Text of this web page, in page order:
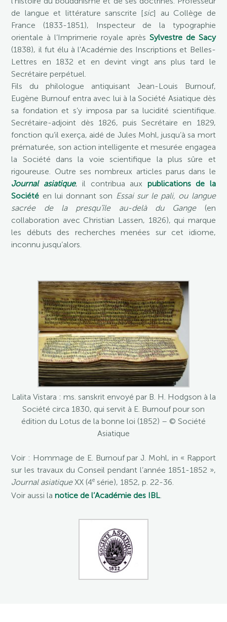
de langue et littérature sanscrite [sic] au Collège de
France (1833-1851), Inspecteur de la typographie
orientale à l’Imprimerie royale après Sylvestre de Sacy
(1838), il fut élu à l’Académie des Inscriptions et Belles-
Lettres en 1832 et en devint vingt ans plus tard le
Secrétaire perpétuel.
Fils du philologue antiquisant Jean-Louis Burnouf,
Eugène Burnouf entra avec lui à la Société Asiatique dès
sa fondation et s’y imposa par sa lucidité scientifique.
Secrétaire-adjoint dès 1826, puis Secrétaire en 1829,
fonction qu’il exerça, aidé de Jules Mohl, jusqu’à sa mort
prématurée, son action intelligente et mesurée engagea
la Société dans la voie scientifique la plus sûre et
rigoureuse. Outre ses nombreux articles parus dans le
Journal asiatique, il contribua aux publications de la
Société en lui donnant son Essai sur le pali, ou langue
sacrée de la presqu’île au-delà du Gange(en
collaboration avec Christian Lassen, 1826), qui marque
les débuts des recherches menées sur cet idiome,
inconnu jusqu’alors.
Lalita Vistara : ms. sanskrit envoyé par B. H. Hodgson à la
Société circa 1830, qui servit à E. Burnouf pour son
édition du Lotus de la bonne loi (1852) – © Société
Asiatique
Voir : Hommage de E. Burnouf par J. Mohl, in « Rapport
sur les travaux du Conseil pendant l’année 1851-1852 »,
Journal asiatiqueXX (4e série), 1852, p. 22-36.
Voir aussi lanotice de l’Académie des IBL